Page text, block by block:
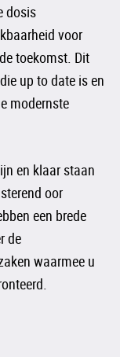
dosis
voor
toekomst. Dit
up to date is en
modernste
en klaar staan
oor
een brede
de
waarmee u